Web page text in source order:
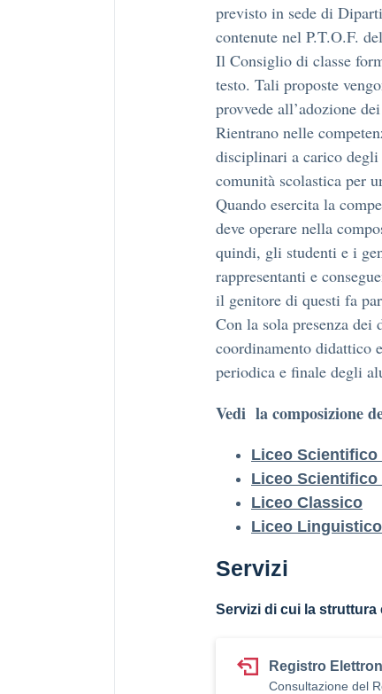
previsto in sede di
contenute nel P.T.O.F.
Il Consiglio di classe
testo. Tali proposte
provvede all’adozione
Rientrano nelle
disciplinari a carico degli
comunità scolastica per
Quando esercita la
deve operare nella
quindi, gli studenti e i
rappresentanti e
il genitore di questi fa
Con la sola presenza dei
coordinamento didattico
periodica e finale degli
Vedi la composizione
Liceo
Liceo Scientifico
Liceo Classico
Liceo Linguistico
Servizi
Servizi di cui la struttura
Registro
Consultazione del